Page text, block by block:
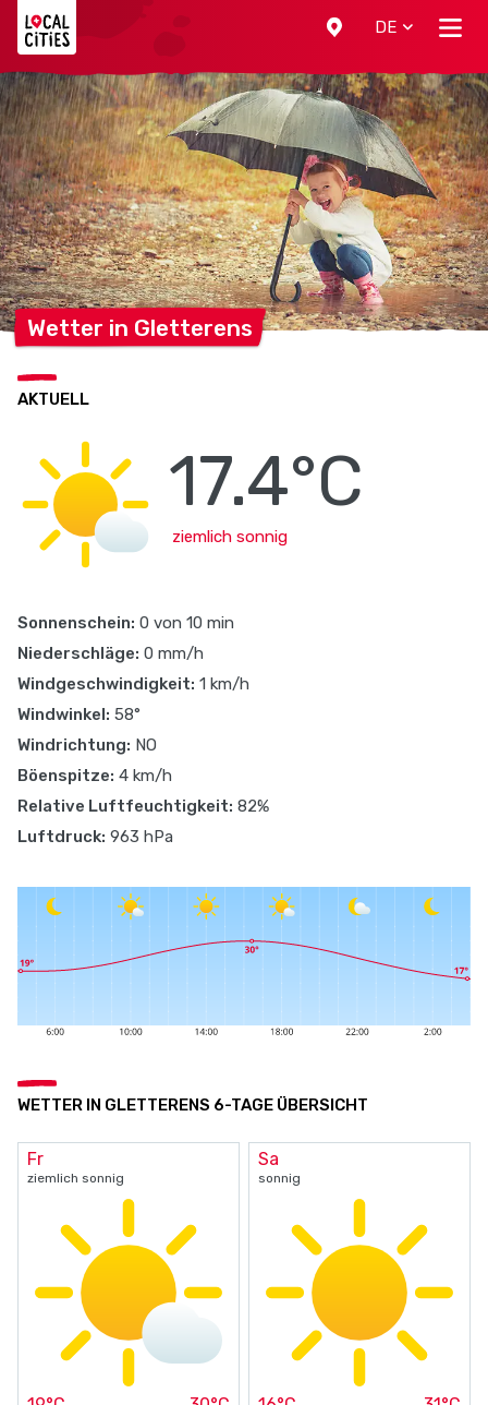
DE
Wetter in Gletterens
AKTUELL
17.4°C
ziemlich sonnig
Sonnenschein: 0 von 10 min
Niederschläge: 0 mm/h
Windgeschwindigkeit: 1 km/h
Windwinkel: 58°
Windrichtung: NO
Böenspitze: 4 km/h
Relative Luftfeuchtigkeit: 82%
Luftdruck: 963 hPa
WETTER IN GLETTERENS 6-TAGE ÜBERSICHT
Fr
ziemlich sonnig
Sa
sonnig